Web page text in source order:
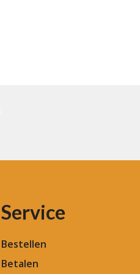
Service
Bestellen
Betalen